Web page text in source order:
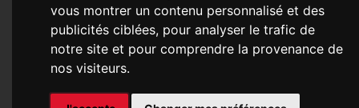
vous montrer un contenu personnalisé et des
publicités ciblées, pour analyser le trafic de
notre site et pour comprendre la provenance de
nos visiteurs.
Nous récupérons les meilleures
Une erreur est survenue :